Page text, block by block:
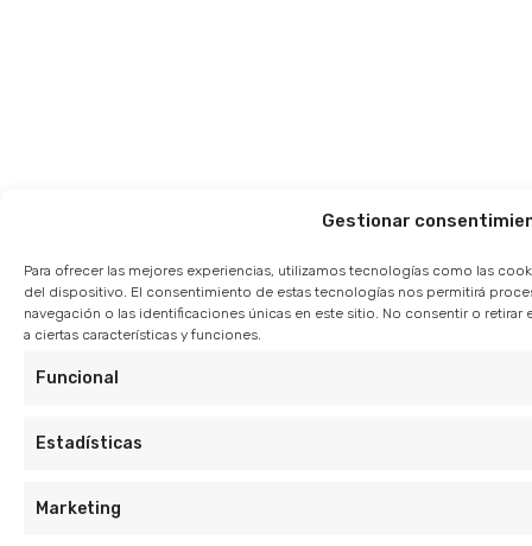
Gestionar
Para ofrecer las mejores experiencias, utilizamos tecnologías como las
del dispositivo. El consentimiento de estas tecnologías nos permitirá
navegación o las identificaciones únicas en este sitio. No consentir o
a ciertas características y funciones.
Funcional
Estadísticas
Marketing